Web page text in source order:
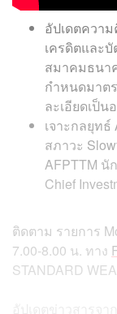
อัปเดตควา
เครดิตและ
สมาคมธนา
กำหนดมาต
ละเอียดเป็น
เจาะกลยุท
สภาวะ
AFPTTM
Chief
ติดตาม รายการ
7.00-8.00 น. ทาง
STANDARD